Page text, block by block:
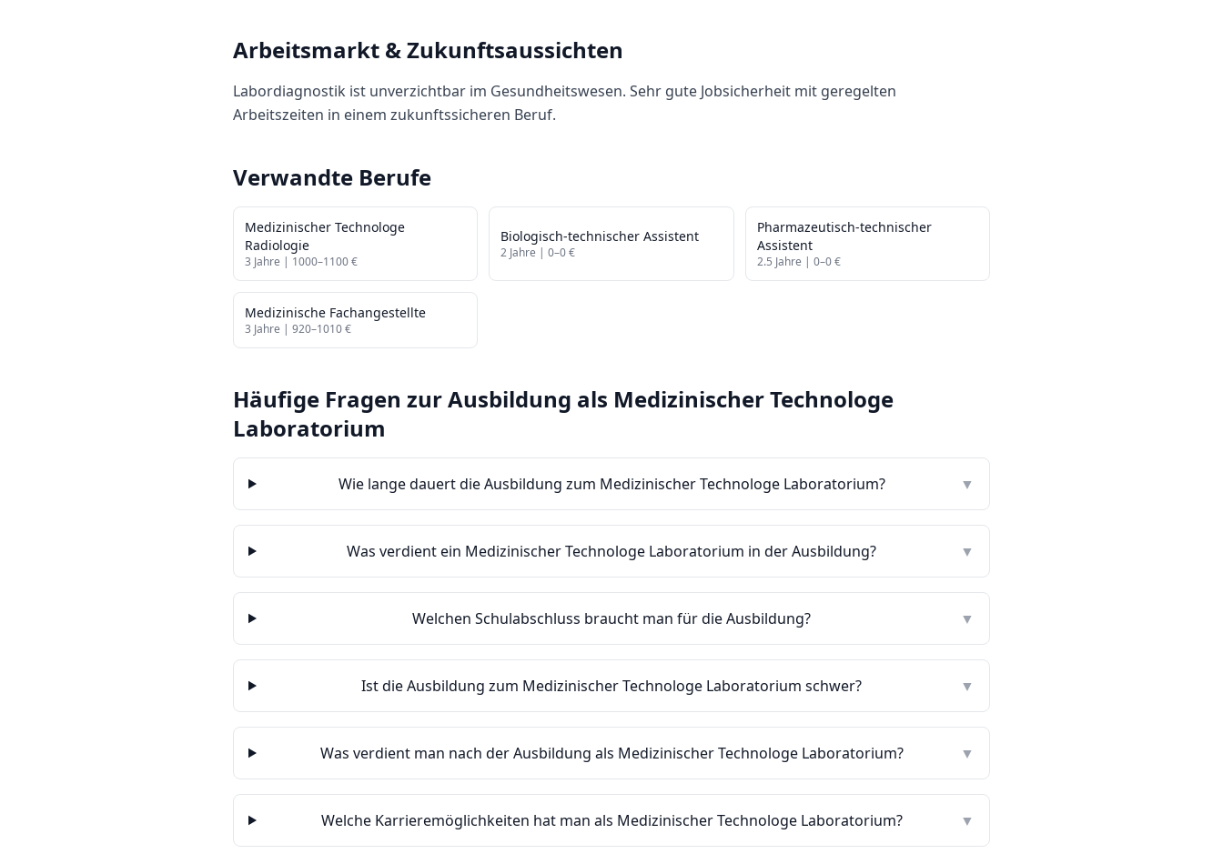
Arbeitsmarkt & Zukunftsaussichten
Labordiagnostik ist unverzichtbar im Gesundheitswesen. Sehr gute Jobsicherheit mit geregelten
Arbeitszeiten in einem zukunftssicheren Beruf.
Verwandte Berufe
Medizinischer Technologe
Radiologie
3 Jahre | 1000–1100€
Biologisch-technischer Assistent
2 Jahre |0–0€
Pharmazeutisch-technischer
Assistent
2.5 Jahre | 0–0€
Medizinische Fachangestellte
3 Jahre | 920–1010€
Häufige Fragen zur Ausbildung als Medizinischer Technologe
Laboratorium
Wie lange dauert die Ausbildung zum Medizinischer Technologe Laboratorium? ▼
Was verdient ein Medizinischer Technologe Laboratorium in der Ausbildung? ▼
Welchen Schulabschluss braucht man für die Ausbildung? ▼
Ist die Ausbildung zum Medizinischer Technologe Laboratorium schwer? ▼
Was verdient man nach der Ausbildung als Medizinischer Technologe Laboratorium? ▼
Welche Karrieremöglichkeiten hat man als Medizinischer Technologe Laboratorium? ▼